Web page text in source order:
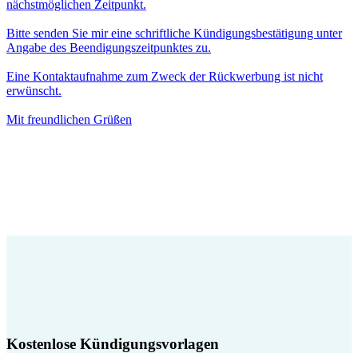
nächstmöglichen Zeitpunkt.
Bitte senden Sie mir eine schriftliche Kündigungsbestätigung unter
Angabe des Beendigungszeitpunktes zu.
Eine Kontaktaufnahme zum Zweck der Rückwerbung ist nicht
erwünscht.
Mit freundlichen Grüßen
Kostenlose Kündigungsvorlagen